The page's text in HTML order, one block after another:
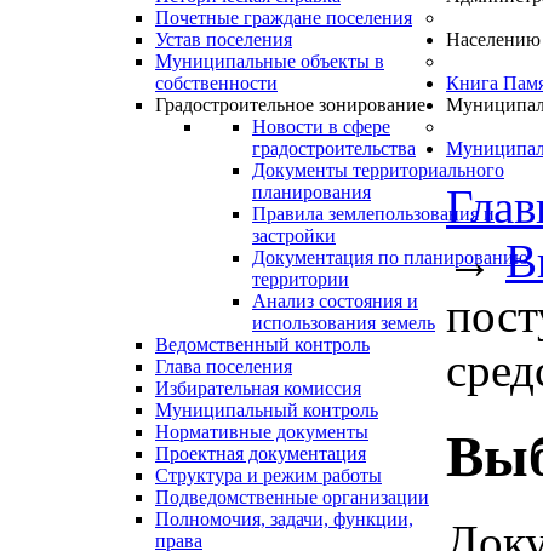
Почетные граждане поселения
Устав поселения
Муниципальные объекты в
собственности
Градостроительное зонирование
Новости в сфере
градостроительства
Документы территориального
планирования
Правила землепользования и
застройки
Документация по планированию
территории
Анализ состояния и
использования земель
Ведомственный контроль
Глава поселения
Избирательная комиссия
Муниципальный контроль
Нормативные документы
Проектная документация
Структура и режим работы
Подведомственные организации
Полномочия, задачи, функции,
права
Населению
Книга
→